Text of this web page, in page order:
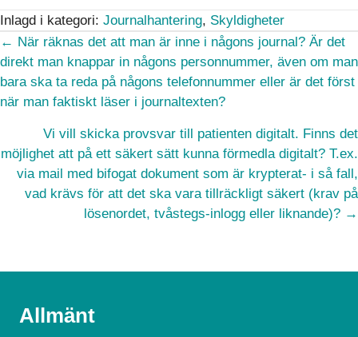
Inlagd i kategori: Journalhantering, Skyldigheter
Posts
navigation
← När räknas det att man är inne i någons journal? Är det
direkt man knappar in någons personnummer, även om man
bara ska ta reda på någons telefonnummer eller är det först
när man faktiskt läser i journaltexten?
Vi vill skicka provsvar till patienten digitalt. Finns det
möjlighet att på ett säkert sätt kunna förmedla digitalt? T.ex.
via mail med bifogat dokument som är krypterat- i så fall,
vad krävs för att det ska vara tillräckligt säkert (krav på
lösenordet, tvåstegs-inlogg eller liknande)? →
Allmänt